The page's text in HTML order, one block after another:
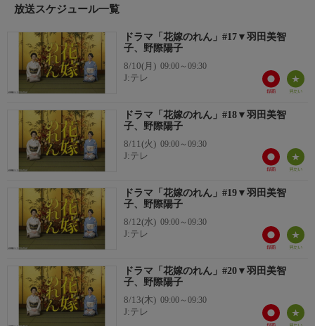
奈緒子は昭三の息子で市の観光課で働く俊秋と知り合う。良樹
そう簡単に引き下がらない奈緒子は、再び醤油屋へ。そして、
観光客が多数訪れ、昭三一人で手が回らない店を奈緒子は勝手に
手伝い始める。奈緒子の働きぶりが面白くない昭三だったが、は
っきりと意見する奈緒子の姿は昭三にとってある人物と重なって
放送スケジュール一覧
ドラマ「花嫁のれん」#17▼羽田美智
子、野際陽子
8/10(月) 09:00～09:30
J:テレ
ドラマ「花嫁のれん」#18▼羽田美智
子、野際陽子
8/11(火) 09:00～09:30
J:テレ
ドラマ「花嫁のれん」#19▼羽田美智
子、野際陽子
8/12(水) 09:00～09:30
J:テレ
ドラマ「花嫁のれん」#20▼羽田美智
子、野際陽子
8/13(木) 09:00～09:30
J:テレ